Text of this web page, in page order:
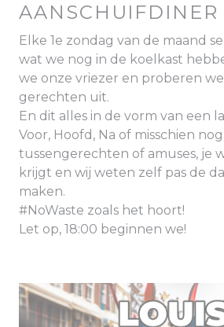
AANSCHUIFDINER
Elke 1e zondag van de maand
wat we nog in de koelkast
we onze vriezer en proberen
gerechten uit.
En dit alles in de vorm van een
Voor, Hoofd, Na of misschien
tussengerechten of amuses, je
krijgt en wij weten zelf pas de
maken.
#NoWaste zoals het hoort!
Let op, 18:00 beginnen we!